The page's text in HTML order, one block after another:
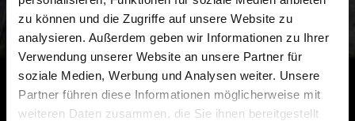
zu können und die Zugriffe auf unsere Website zu
analysieren. Außerdem geben wir Informationen zu Ihrer
Verwendung unserer Website an unsere Partner für
soziale Medien, Werbung und Analysen weiter. Unsere
Partner führen diese Informationen möglicherweise mit
weiteren Daten zusammen, die Sie ihnen bereitgestellt